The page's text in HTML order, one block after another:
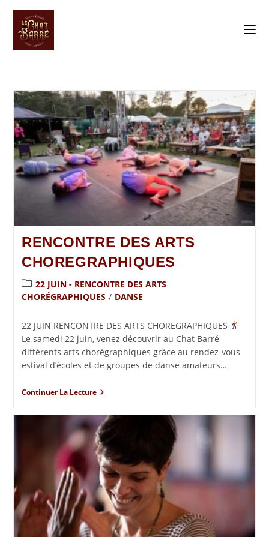
RENCONTRE DES ARTS
CHOREGRAPHIQUES
22 JUIN - RENCONTRE DES ARTS
CHORÉGRAPHIQUES / DANSE
22 JUIN RENCONTRE DES ARTS CHOREGRAPHIQUES
Le samedi 22 juin, venez découvrir au Chat Barré
différents arts chorégraphiques grâce au rendez-vous
estival d’écoles et de groupes de danse amateurs…
Continuer La Lecture